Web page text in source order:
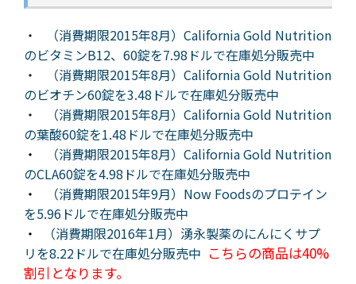
・
（消費期限2015年8月）California Gold Nutrition
のビタミンB12、60錠を7.98ドルで在庫処分販売中
・
（消費期限2015年8月）California Gold Nutrition
のビオチン60錠を3.48ドルで在庫処分販売中
・
（消費期限2015年8月）California Gold Nutrition
の葉酸60錠を1.48ドルで在庫処分販売中
・
（消費期限2015年8月）California Gold Nutrition
のCLA60錠を4.98ドルで在庫処分販売中
・
（消費期限2015年9月）Now Foodsのプロテイン
を5.96ドルで在庫処分販売中
・
（消費期限2016年1月）湧永製薬のにんにくサプ
リを8.22ドルで在庫処分販売中 こちらの商品は40%
割引となります。